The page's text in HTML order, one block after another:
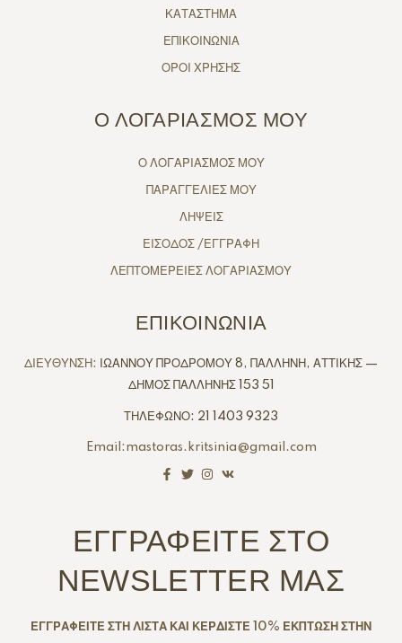
ΚΑΤΑΣΤΗΜΑ
ΕΠΙΚΟΙΝΩΝΙΑ
ΟΡΟΙ ΧΡΗΣΗΣ
Ο ΛΟΓΑΡΙΑΣΜΟΣ ΜΟΥ
Ο ΛΟΓΑΡΙΑΣΜΟΣ ΜΟΥ
ΠΑΡΑΓΓΕΛΙΕΣ ΜΟΥ
ΛΗΨΕΙΣ
ΕΙΣΟΔΟΣ /ΕΓΓΡΑΦΗ
ΛΕΠΤΟΜΕΡΕΙΕΣ ΛΟΓΑΡΙΑΣΜΟΥ
ΕΠΙΚΟΙΝΩΝΙΑ
ΔΙΕΥΘΥΝΣΗ:
ΙΩΑΝΝΟΥ ΠΡΟΔΡΟΜΟΥ 8, ΠΑΛΛΗΝΗ, ΑΤΤΙΚΗΣ —
ΔΗΜΟΣ ΠΑΛΛΗΝΗΣ 153 51
ΤΗΛΕΦΩΝΟ: 21 1403 9323
Email:mastoras.kritsinia@gmail.com
ΕΓΓΡΑΦΕΙΤΕ ΣΤΟ
NEWSLETTER ΜΑΣ
ΕΓΓΡΑΦΕΙΤΕ ΣΤΗ ΛΙΣΤΑ ΚΑΙ ΚΕΡΔΙΣΤΕ 10% ΕΚΠΤΩΣΗ ΣΤΗΝ